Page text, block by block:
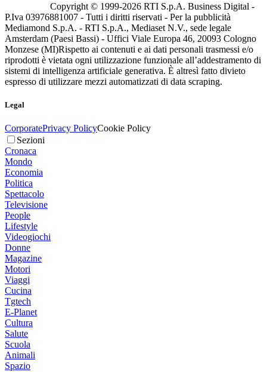
Copyright © 1999-2026 RTI S.p.A. Business Digital -
P.Iva 03976881007 - Tutti i diritti riservati - Per la pubblicità
Mediamond S.p.A. - RTI S.p.A., Mediaset N.V., sede legale
Amsterdam (Paesi Bassi) - Uffici Viale Europa 46, 20093 Cologno
Monzese (MI)Rispetto ai contenuti e ai dati personali trasmessi e/o
riprodotti è vietata ogni utilizzazione funzionale all’addestramento di
sistemi di intelligenza artificiale generativa. È altresì fatto divieto
espresso di utilizzare mezzi automatizzati di data scraping.
Legal
CorporatePrivacy PolicyCookie Policy
Sezioni
Cronaca
Mondo
Economia
Politica
Spettacolo
Televisione
People
Lifestyle
Videogiochi
Donne
Magazine
Motori
Viaggi
Cucina
Tgtech
E-Planet
Cultura
Salute
Scuola
Animali
Spazio